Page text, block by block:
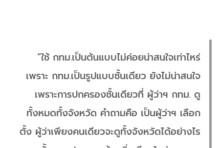
“ใช้ กทม.เป็นต้นแบบไม่ค่อยน่าสนใจเท่าไหร่
เพราะ กทม.เป็นรูปแบบชั้นเดียว ยังไม่น่าสนใจ
เพราะการปกครองชั้นเดียวที่ ผู้ว่าฯ กทม. ดู
ทั้งหมดทั้งจังหวัด คำถามคือ เป็นผู้ว่าฯ เลือก
ตั้ง ผู้ว่าเพียงคนเดียวจะดูทั้งจังหวัดได้อย่างไร